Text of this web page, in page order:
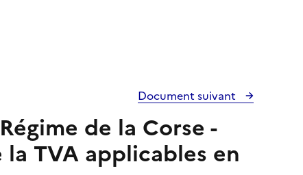
Document suivant
de la Corse -
TVA applicables en